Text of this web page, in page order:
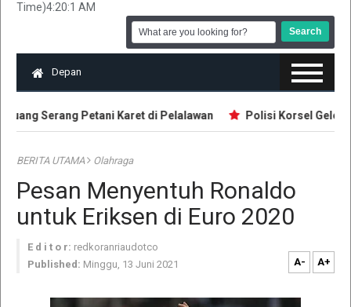
Time)4:20:1 AM
Depan
Serang Petani Karet di Pelalawan Polisi Korsel Geledah
BERITA UTAMA Olahraga
Pesan Menyentuh Ronaldo
untuk Eriksen di Euro 2020
E d i t o r: redkoranriaudotco
Published: Minggu, 13 Juni 2021 A- A+